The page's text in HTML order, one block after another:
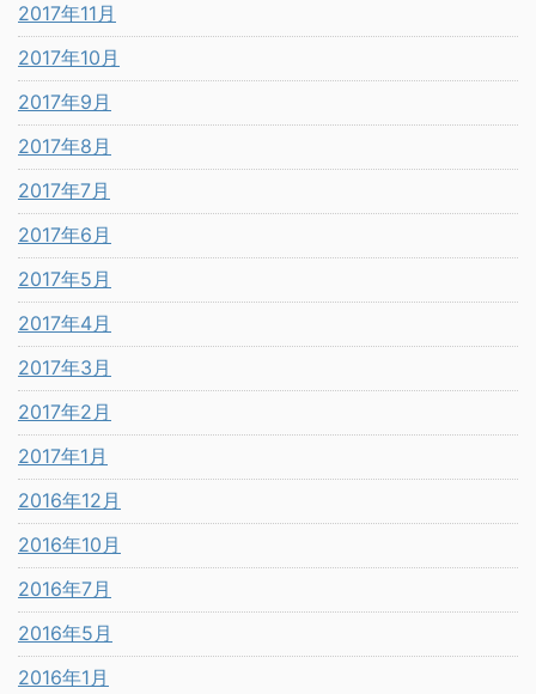
2017年11月
2017年10月
2017年9月
2017年8月
2017年7月
2017年6月
2017年5月
2017年4月
2017年3月
2017年2月
2017年1月
2016年12月
2016年10月
2016年7月
2016年5月
2016年1月